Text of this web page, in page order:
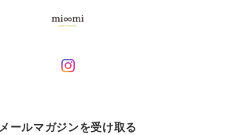
メールマガジンを受け取る